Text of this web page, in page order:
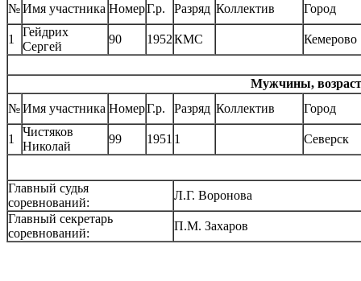
№Имя участника НомерГ.р. Разряд Коллектив Город
1
Гейдрих
Сергей
90 1952КМС Кемерово
Мужчины,
№Имя участника НомерГ.р. Разряд Коллектив Город
1
Чистяков
Николай
99 1951 1 Северск
Главный судья
соревнований:
Л.Г. Воронова
Главный секретарь
соревнований:
П.М. Захаров